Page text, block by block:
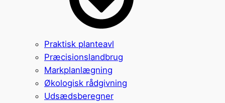
Praktisk planteavl
Præcisionslandbrug
Markplanlægning
Økologisk rådgivning
Udsædsberegner